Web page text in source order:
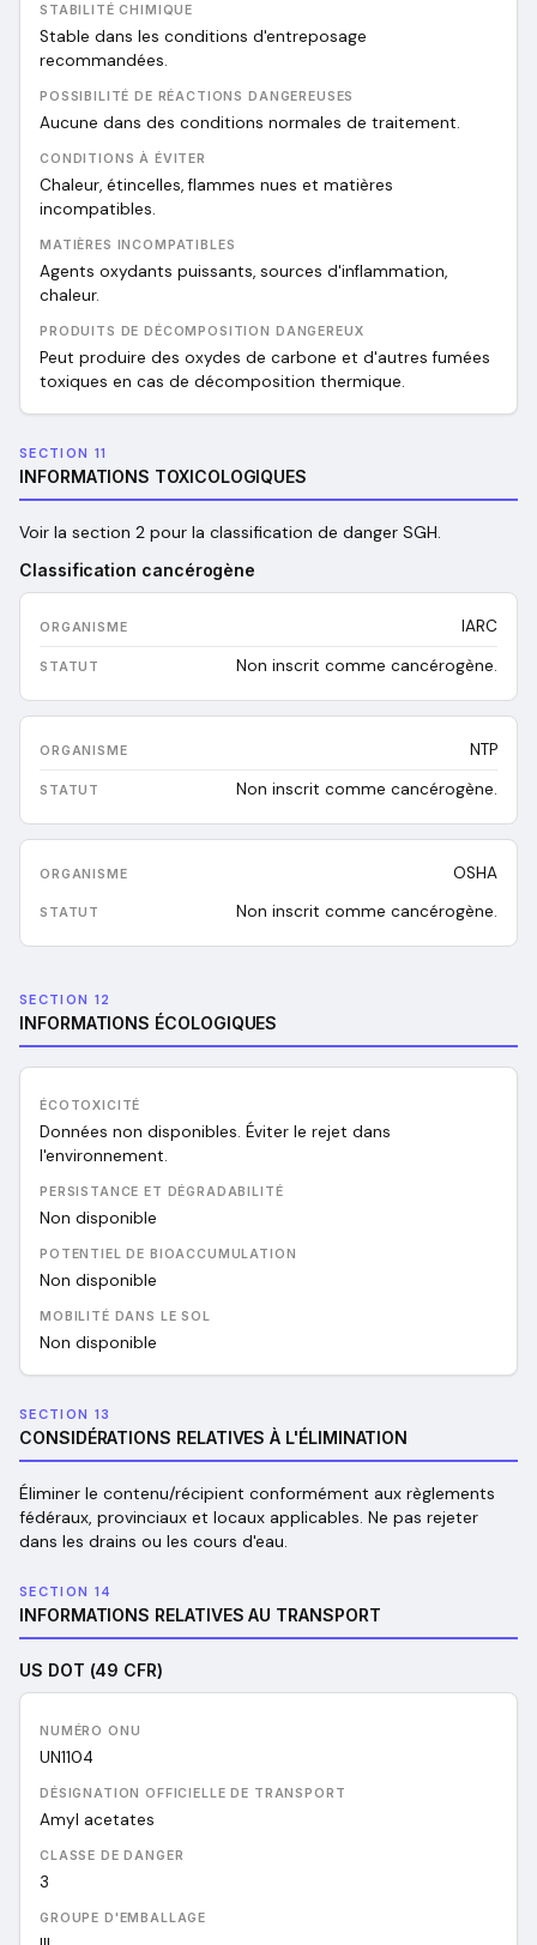
STABILITÉ CHIMIQUE
Stable dans les conditions d'entreposage
recommandées.
POSSIBILITÉ DE RÉACTIONS DANGEREUSES
Aucune dans des conditions normales de traitement.
CONDITIONS À ÉVITER
Chaleur, étincelles, flammes nues et matières
incompatibles.
MATIÈRES INCOMPATIBLES
Agents oxydants puissants, sources d'inflammation,
chaleur.
PRODUITS DE DÉCOMPOSITION DANGEREUX
Peut produire des oxydes de carbone et d'autres fumées
toxiques en cas de décomposition thermique.
SECTION 11
INFORMATIONS TOXICOLOGIQUES
Voir la section 2 pour la classification de danger SGH.
Classification cancérogène
IARC
Non inscrit comme cancérogène.
NTP
Non inscrit comme cancérogène.
OSHA
Non inscrit comme cancérogène.
SECTION 12
INFORMATIONS ÉCOLOGIQUES
ÉCOTOXICITÉ
Données non disponibles. Éviter le rejet dans
l'environnement.
PERSISTANCE ET DÉGRADABILITÉ
Non disponible
POTENTIEL DE BIOACCUMULATION
Non disponible
MOBILITÉ DANS LE SOL
Non disponible
SECTION 13
CONSIDÉRATIONS RELATIVES À L'ÉLIMINATION
Éliminer le contenu/récipient conformément aux règlements
fédéraux, provinciaux et locaux applicables. Ne pas rejeter
dans les drains ou les cours d'eau.
SECTION 14
INFORMATIONS RELATIVES AU TRANSPORT
US DOT (49 CFR)
NUMÉRO ONU
UN1104
DÉSIGNATION OFFICIELLE DE TRANSPORT
Amyl acetates
CLASSE DE DANGER
3
GROUPE D'EMBALLAGE